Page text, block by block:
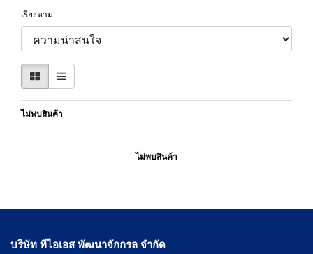
เรียงตาม
ไม่พบสินค้า
ไม่พบสินค้า
บริษัท ทีไอเอส พัฒนาจักกรล จำกัด